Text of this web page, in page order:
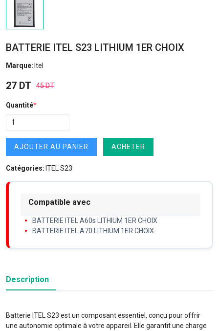
BATTERIE ITEL S23 LITHIUM 1ER CHOIX
Marque: Itel
27 DT 45 DT
Quantité*
AJOUTER AU PANIER ACHETER
Catégories: ITEL S23
Compatible avec
BATTERIE ITEL A60s LITHIUM 1ER CHOIX
BATTERIE ITEL A70 LITHIUM 1ER CHOIX
Description
Batterie ITEL S23 est un composant essentiel, conçu pour offrir
une autonomie optimale à votre appareil. Elle garantit une charge